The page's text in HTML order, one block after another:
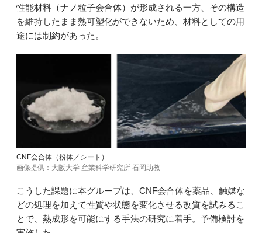
性能材料（ナノ粒子会合体）が形成される一方、その構造
を維持したまま熱可塑化ができないため、材料としての用
途には制約があった。
CNF会合体（粉体／シート）
画像提供：大阪大学 産業科学研究所 石岡助教
こうした課題に本グループは、CNF会合体を薬品、触媒な
どの処理を加えて性質や状態を変化させる改質を試みるこ
とで、熱成形を可能にする手法の研究に着手。予備検討を